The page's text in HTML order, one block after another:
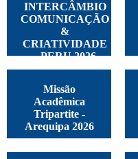
INTERCÂMBIO
COMUNICAÇÃO
&
CRIATIVIDADE
- PERU 2026
Missão
Acadêmica
Tripartite -
Arequipa 2026